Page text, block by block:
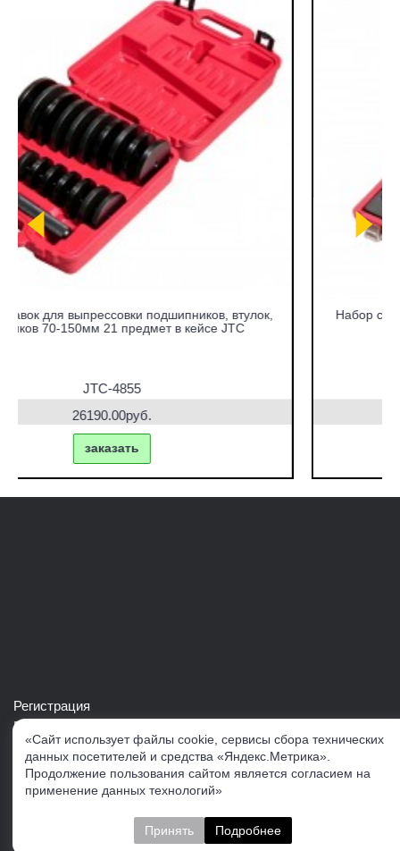
Набор съемников сайлентблоков под гидравлический
привод в кейсе JTC
Регистрация
Войти в свой аккаунт
Скачать каталог продукции VERTUL
Следите за нами
«Сайт использует файлы cookie, сервисы сбора технических
данных посетителей и средства «Яндекс.Метрика».
Продолжение пользования сайтом является согласием на
применение данных технологий»
Принять Подробнее